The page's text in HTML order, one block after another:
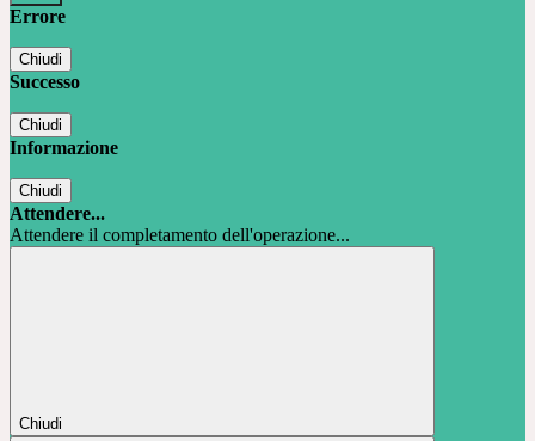
Errore
Chiudi
Successo
Chiudi
Informazione
Chiudi
Attendere...
Attendere il completamento dell'operazione...
Chiudi